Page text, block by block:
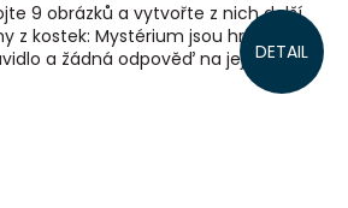
DETAIL
9 obrázků a vytvořte z nich další
z kostek: Mystérium jsou hra, která
a žádná odpověď na její výzvu